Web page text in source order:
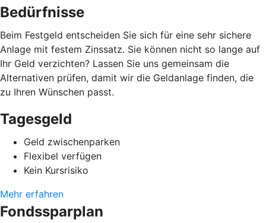
Bedürfnisse
Beim Festgeld entscheiden Sie sich für eine sehr sichere
Anlage mit festem Zinssatz. Sie können nicht so lange auf
Ihr Geld verzichten? Lassen Sie uns gemeinsam die
Alternativen prüfen, damit wir die Geldanlage finden, die
zu Ihren Wünschen passt.
Tagesgeld
Geld zwischenparken
Flexibel verfügen
Kein Kursrisiko
Mehr erfahren
Fondssparplan